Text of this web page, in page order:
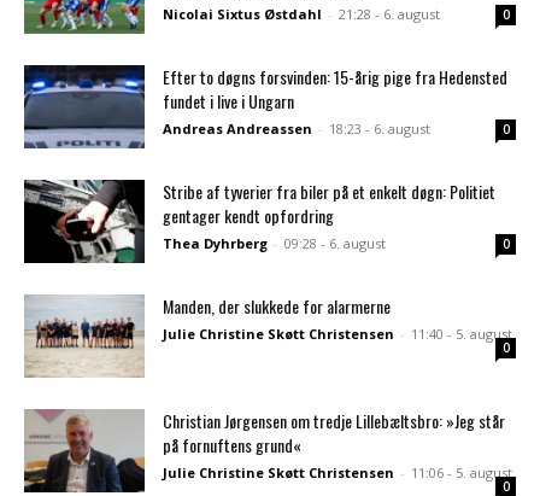
Nicolai Sixtus Østdahl - 21:28 - 6. august 0
Efter to døgns forsvinden: 15-årig pige fra Hedensted
fundet i live i Ungarn
Andreas Andreassen - 18:23 - 6. august 0
Stribe af tyverier fra biler på et enkelt døgn: Politiet
gentager kendt opfordring
Thea Dyhrberg - 09:28 - 6. august 0
Manden, der slukkede for alarmerne
Julie Christine Skøtt Christensen - 11:40 - 5. august
0
Christian Jørgensen om tredje Lillebæltsbro: »Jeg står
på fornuftens grund«
Julie Christine Skøtt Christensen - 11:06 - 5. august
0